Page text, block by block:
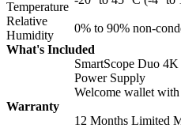
Temperature
Relative
Humidity
0% to 90% non-
What's Included
SmartScope Duo 4K
Power Supply
Welcome wallet
Warranty
12 Months Limited